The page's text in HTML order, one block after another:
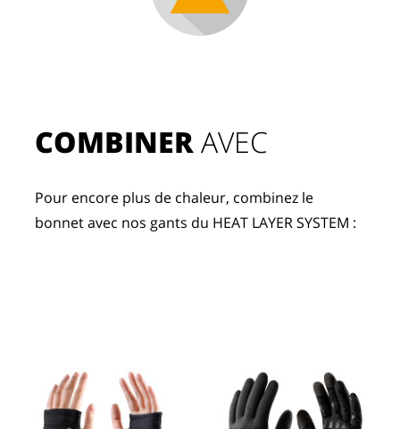
COMBINER AVEC
Pour encore plus de chaleur, combinez le
bonnet avec nos gants du HEAT LAYER SYSTEM :